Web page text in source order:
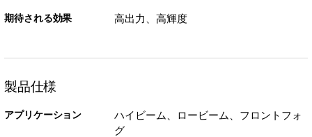
期待される効果 高出力、高輝度
製品仕様
アプリケーション
ハイビーム、ロービーム、フロントフォ
グ